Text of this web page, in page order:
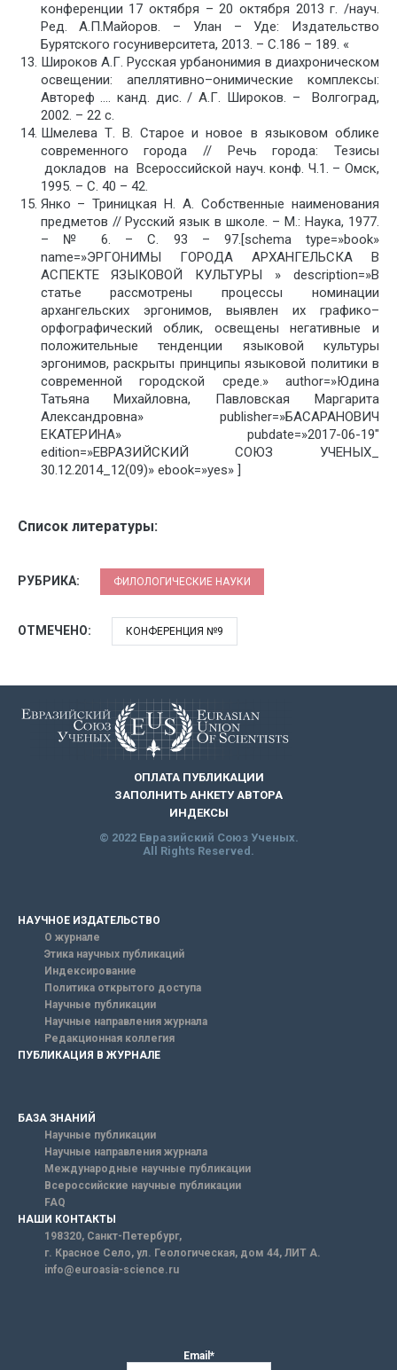
конференции 17 октября – 20 октября 2013 г. /науч.
Ред. А.П.Майоров. – Улан – Уде: Издательство
Бурятского госуниверситета, 2013. – С.186 – 189. «
Широков А.Г. Русская урбанонимия в диахроническом
освещении: апеллятивно–онимические комплексы:
Автореф …. канд. дис. / А.Г. Широков. – Волгоград,
2002. – 22 с.
Шмелева Т. В. Старое и новое в языковом облике
современного города // Речь города: Тезисы
докладов на Всероссийской науч. конф. Ч.1. – Омск,
1995. – С. 40 – 42.
Янко – Триницкая Н. А. Собственные наименования
предметов // Русский язык в школе. – М.: Наука, 1977.
– № 6. – С. 93 – 97.[schema type=»book»
name=»ЭРГОНИМЫ ГОРОДА АРХАНГЕЛЬСКА В
АСПЕКТЕ ЯЗЫКОВОЙ КУЛЬТУРЫ » description=»В
статье рассмотрены процессы номинации
архангельских эргонимов, выявлен их графико–
орфографический облик, освещены негативные и
положительные тенденции языковой культуры
эргонимов, раскрыты принципы языковой политики в
современной городской среде.» author=»Юдина
Татьяна Михайловна, Павловская Маргарита
Александровна» publisher=»БАСАРАНОВИЧ
ЕКАТЕРИНА» pubdate=»2017-06-19″
edition=»ЕВРАЗИЙСКИЙ СОЮЗ УЧЕНЫХ_
30.12.2014_12(09)» ebook=»yes» ]
Список литературы:
РУБРИКА: ФИЛОЛОГИЧЕСКИЕ НАУКИ
ОТМЕЧЕНО: КОНФЕРЕНЦИЯ №9
ОПЛАТА ПУБЛИКАЦИИ
ЗАПОЛНИТЬ АНКЕТУ АВТОРА
ИНДЕКСЫ
© 2022 Евразийский Союз Ученых.
All Rights Reserved.
НАУЧНОЕ ИЗДАТЕЛЬСТВО
О журнале
Этика научных публикаций
Индексирование
Политика открытого доступа
Научные публикации
Научные направления журнала
Редакционная коллегия
ПУБЛИКАЦИЯ В ЖУРНАЛЕ
БАЗА ЗНАНИЙ
Научные публикации
Научные направления журнала
Международные научные публикации
Всероссийские научные публикации
FAQ
НАШИ КОНТАКТЫ
198320, Санкт-Петербург,
г. Красное Село, ул. Геологическая, дом 44, ЛИТ А.
info@euroasia-science.ru
Email*